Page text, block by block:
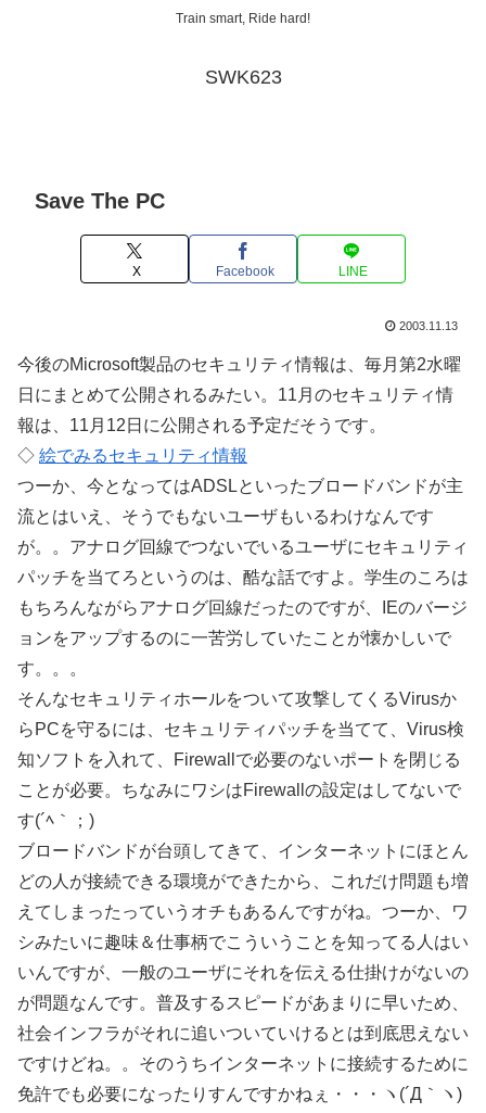
Train smart, Ride hard!
SWK623
Save The PC
X Facebook LINE
2003.11.13
今後のMicrosoft製品のセキュリティ情報は、毎月第2水曜
日にまとめて公開されるみたい。11月のセキュリティ情
報は、11月12日に公開される予定だそうです。
◇ 絵でみるセキュリティ情報
つーか、今となってはADSLといったブロードバンドが主
流とはいえ、そうでもないユーザもいるわけなんです
が。。アナログ回線でつないでいるユーザにセキュリティ
パッチを当てろというのは、酷な話ですよ。学生のころは
もちろんながらアナログ回線だったのですが、IEのバージ
ョンをアップするのに一苦労していたことが懐かしいで
す。。。
そんなセキュリティホールをついて攻撃してくるVirusか
らPCを守るには、セキュリティパッチを当てて、Virus検
知ソフトを入れて、Firewallで必要のないポートを閉じる
ことが必要。ちなみにワシはFirewallの設定はしてないで
す(´ﾍ｀；)
ブロードバンドが台頭してきて、インターネットにほとん
どの人が接続できる環境ができたから、これだけ問題も増
えてしまったっていうオチもあるんですがね。つーか、ワ
シみたいに趣味＆仕事柄でこういうことを知ってる人はい
いんですが、一般のユーザにそれを伝える仕掛けがないの
が問題なんです。普及するスピードがあまりに早いため、
社会インフラがそれに追いついていけるとは到底思えない
ですけどね。。そのうちインターネットに接続するために
免許でも必要になったりすんですかねぇ・・・ヽ(´Д｀ヽ)